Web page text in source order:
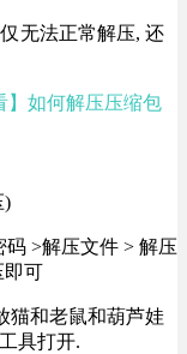
无法正常解压, 还
】如何解压压缩包
)
>解压文件 > 解压
即可
猫和老鼠和葫芦娃
具打开.